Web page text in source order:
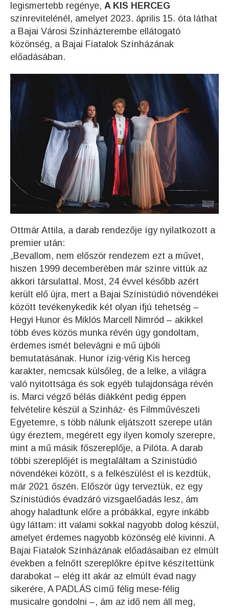
legismertebb regénye, A KIS HERCEG
színrevitelénél, amelyet 2023. április 15. óta láthat
a Bajai Városi Színházterembe ellátogató
közönség, a Bajai Fiatalok Színházának
előadásában.
Ottmár Attila, a darab rendezője így nyilatkozott a
premier után:
„Bevallom, nem először rendezem ezt a művet,
hiszen 1999 decemberében már színre vittük az
akkori társulattal. Most, 24 évvel később azért
került elő újra, mert a Bajai Színistúdió növendékei
között tevékenykedik két olyan ifjú tehetség –
Hegyi Hunor és Miklós Marcell Nimród – akikkel
több éves közös munka révén úgy gondoltam,
érdemes ismét belevágni e mű újbóli
bemutatásának. Hunor ízig-vérig Kis herceg
karakter, nemcsak külsőleg, de a lelke, a világra
való nyitottsága és sok egyéb tulajdonsága révén
is. Marci végző bélás diákként pedig éppen
felvételire készül a Színház- és Filmművészeti
Egyetemre, s több nálunk eljátszott szerepe után
úgy éreztem, megérett egy ilyen komoly szerepre,
mint a mű másik főszereplője, a Pilóta. A darab
többi szereplőjét is megtaláltam a Színistúdió
növendékei között, s a felkészülést el is kezdtük,
már 2021 őszén. Először úgy terveztük, ez egy
Színistúdiós évadzáró vizsgaelőadás lesz, ám
ahogy haladtunk előre a próbákkal, egyre inkább
úgy láttam: itt valami sokkal nagyobb dolog készül,
amelyet érdemes nagyobb közönség elé kivinni. A
Bajai Fiatalok Színházának előadásaiban ez elmúlt
években a felnőtt szereplőkre építve készítettünk
darabokat – elég itt akár az elmúlt évad nagy
sikerére, A PADLÁS című félig mese-félig
musicalre gondolni –, ám az idő nem áll meg,